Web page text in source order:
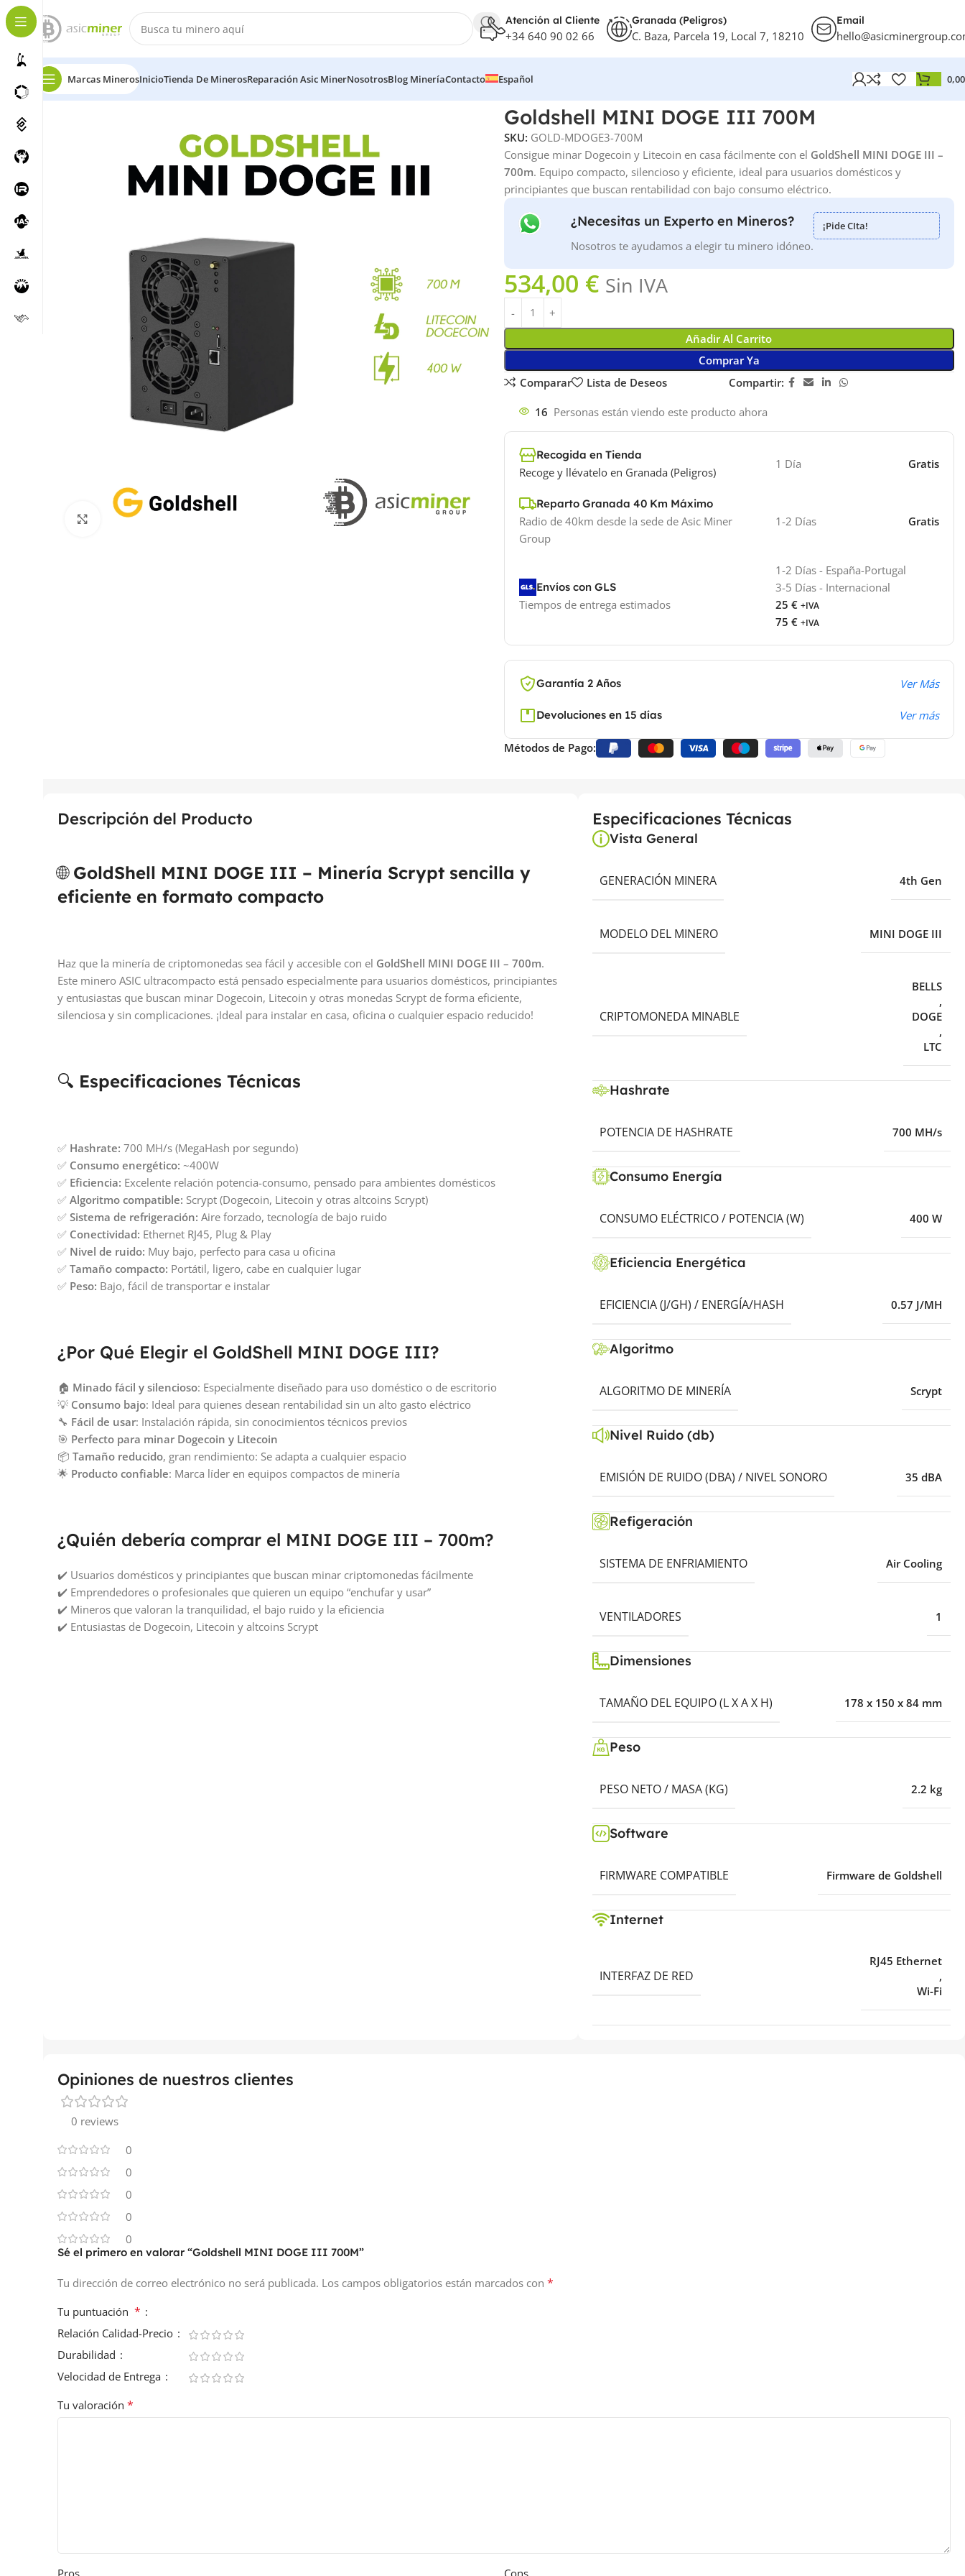
Atención al Cliente
+34 640 90 02 66
Granada (Peligros)
C. Baza, Parcela 19, Local 7, 18210
Email
Marcas MinerosInicioTienda De MinerosReparación Asic MinerNosotrosBlog MineríaContacto Español
Inicio Litecoin Goldshell MINI DOGE III 700M
Click to enlarge
Goldshell MINI DOGE III 700M
SKU: GOLD-MDOGE3-700M
Consigue minar Dogecoin y Litecoin en casa fácilmente con el GoldShell MINI DOGE III –
700m. Equipo compacto, silencioso y eficiente, ideal para usuarios domésticos y
principiantes que buscan rentabilidad con bajo consumo eléctrico.
¿Necesitas un Experto en Mineros?
Nosotros te ayudamos a elegir tu minero idóneo.
¡Pide CIta!
534,00 € Sin IVA
Añadir Al Carrito
Comprar Ya
Comparar
Lista de Deseos Compartir:
16 Personas están viendo este producto ahora
Recogida en Tienda
Recoge y llévatelo en Granada (Peligros)
1 Día Gratis
Reparto Granada 40 Km Máximo
Radio de 40km desde la sede de Asic Miner
Group
1-2 Días Gratis
Envíos con GLS
Tiempos de entrega estimados
1-2 Días - España-Portugal
3-5 Días - Internacional
25 € +IVA
75 € +IVA
Garantía 2 Años Ver Más
Devoluciones en 15 días Ver más
Métodos de Pago:
Descripción del Producto
🌐 GoldShell MINI DOGE III – Minería Scrypt sencilla y
eficiente en formato compacto
Haz que la minería de criptomonedas sea fácil y accesible con el GoldShell MINI DOGE III – 700m.
Este minero ASIC ultracompacto está pensado especialmente para usuarios domésticos, principiantes
y entusiastas que buscan minar Dogecoin, Litecoin y otras monedas Scrypt de forma eficiente,
silenciosa y sin complicaciones. ¡Ideal para instalar en casa, oficina o cualquier espacio reducido!
🔍 Especificaciones Técnicas
✅ Hashrate: 700 MH/s (MegaHash por segundo)
✅ Consumo energético: ~400W
✅ Eficiencia: Excelente relación potencia-consumo, pensado para ambientes domésticos
✅ Algoritmo compatible: Scrypt (Dogecoin, Litecoin y otras altcoins Scrypt)
✅ Sistema de refrigeración: Aire forzado, tecnología de bajo ruido
✅ Conectividad: Ethernet RJ45, Plug & Play
✅ Nivel de ruido: Muy bajo, perfecto para casa u oficina
✅ Tamaño compacto: Portátil, ligero, cabe en cualquier lugar
✅ Peso: Bajo, fácil de transportar e instalar
¿Por Qué Elegir el GoldShell MINI DOGE III?
🏠 Minado fácil y silencioso: Especialmente diseñado para uso doméstico o de escritorio
💡 Consumo bajo: Ideal para quienes desean rentabilidad sin un alto gasto eléctrico
🔧 Fácil de usar: Instalación rápida, sin conocimientos técnicos previos
🎯 Perfecto para minar Dogecoin y Litecoin
📦 Tamaño reducido, gran rendimiento: Se adapta a cualquier espacio
🌟 Producto confiable: Marca líder en equipos compactos de minería
¿Quién debería comprar el MINI DOGE III – 700m?
✔️ Usuarios domésticos y principiantes que buscan minar criptomonedas fácilmente
✔️ Emprendedores o profesionales que quieren un equipo “enchufar y usar”
✔️ Mineros que valoran la tranquilidad, el bajo ruido y la eficiencia
✔️ Entusiastas de Dogecoin, Litecoin y altcoins Scrypt
Especificaciones Técnicas
Vista General
GENERACIÓN MINERA 4th Gen
MODELO DEL MINERO MINI DOGE III
CRIPTOMONEDA MINABLE
BELLS
,
DOGE
,
LTC
Hashrate
POTENCIA DE HASHRATE 700 MH/s
Consumo Energía
CONSUMO ELÉCTRICO / POTENCIA (W) 400 W
Eficiencia Energética
EFICIENCIA (J/GH) / ENERGÍA/HASH 0.57 J/MH
Algoritmo
ALGORITMO DE MINERÍA Scrypt
Nivel Ruido (db)
EMISIÓN DE RUIDO (DBA) / NIVEL SONORO 35 dBA
Refigeración
SISTEMA DE ENFRIAMIENTO Air Cooling
VENTILADORES 1
Dimensiones
TAMAÑO DEL EQUIPO (L X A X H) 178 x 150 x 84 mm
Peso
PESO NETO / MASA (KG) 2.2 kg
Software
FIRMWARE COMPATIBLE Firmware de Goldshell
Internet
INTERFAZ DE RED
RJ45 Ethernet
,
Wi-Fi
Opiniones de nuestros clientes
0 reviews
0
0
0
0
0
Sé el primero en valorar “Goldshell MINI DOGE III 700M”
Tu dirección de correo electrónico no será publicada. Los campos obligatorios están marcados con *
Tu puntuación *
Relación Calidad-Precio
Durabilidad
Velocidad de Entrega
Tu valoración *